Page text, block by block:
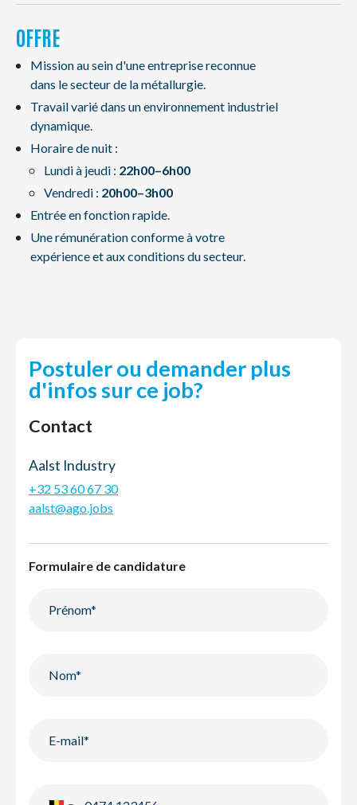
OFFRE
Mission au sein d'une entreprise reconnue
dans le secteur de la métallurgie.
Travail varié dans un environnement industriel
dynamique.
Horaire de nuit :
Lundi à jeudi : 22h00–6h00
Vendredi : 20h00–3h00
Entrée en fonction rapide.
Une rémunération conforme à votre
expérience et aux conditions du secteur.
Postuler ou demander plus
d'infos sur ce job?
Contact
Aalst Industry
+32 53 60 67 30
aalst@ago.jobs
Formulaire de candidature